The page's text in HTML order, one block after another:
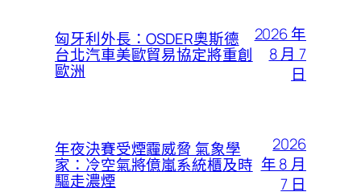
匈牙利外長：OSDER奧斯德
台北汽車美歐貿易協定將重創
歐洲
2026 年
8 月 7
日
年夜決賽受煙霾威脅 氣象學
家：冷空氣將億嵐系統櫃及時
驅走濃煙
2026
年 8 月
7 日